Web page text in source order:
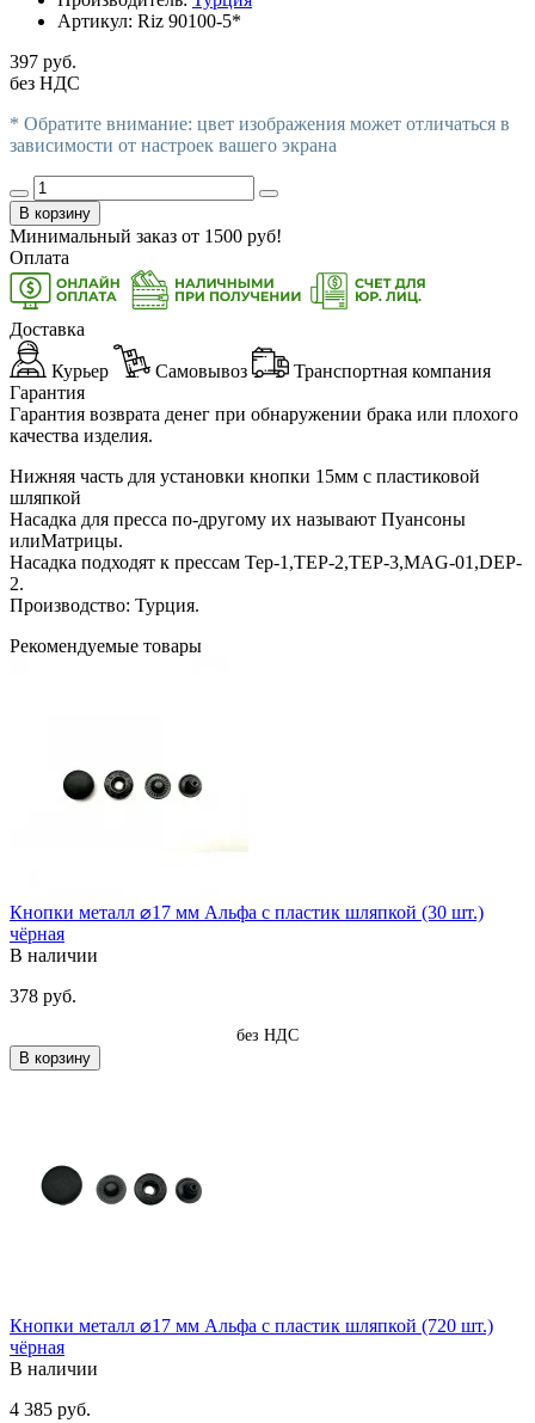
Артикул: Riz 90100-5*
397 руб.
без НДС
* Обратите внимание: цвет изображения может отличаться в
зависимости от настроек вашего экрана
В корзину
Минимальный заказ от 1500 руб!
Оплата
Доставка
Курьер Самовывоз
Транспортная компания
Гарантия
Гарантия возврата денег при обнаружении брака или плохого
качества изделия.
Нижняя часть для установки кнопки 15мм с пластиковой
шляпкой
Насадка для пресса по-другому их называют Пуансоны
илиМатрицы.
Насадка подходят к прессам Тер-1,ТЕР-2,ТЕР-3,MAG-01,DEP-
2.
Производство: Турция.
Рекомендуемые товары
Кнопки металл ⌀17 мм Альфа с пластик шляпкой (30 шт.)
чёрная
В наличии
378 руб.
без НДС
В корзину
Кнопки металл ⌀17 мм Альфа с пластик шляпкой (720 шт.)
чёрная
В наличии
4 385 руб.